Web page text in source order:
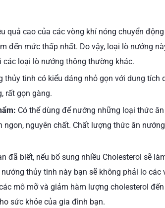
quả cao của các vòng khí nóng chuyển
đến mức thấp nhất. Do vậy, loại lò nướng
các loại lò nướng thông thường khác.
thủy tinh có kiểu dáng nhỏ gọn với dung tích
rất gọn gàng.
Có thể dùng để nướng những loại thức
nguyên chất. Chất lượng thức ăn
đã biết, nếu bổ sung nhiều Cholesterol sẽ
thủy tinh này bạn sẽ không phải lo
mô mỡ và giảm hàm lượng cholesterol
sức khỏe của gia đình bạn.